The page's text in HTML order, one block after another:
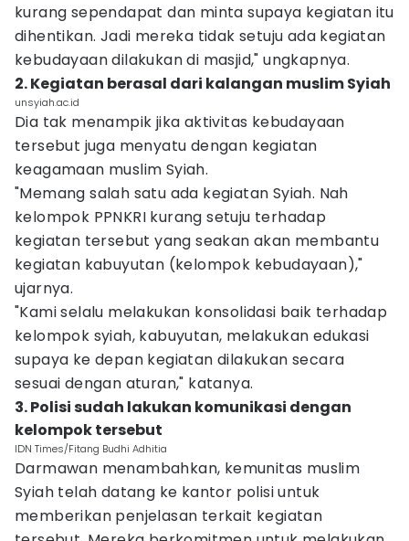
kurang sependapat dan minta supaya kegiatan itu
dihentikan. Jadi mereka tidak setuju ada kegiatan
kebudayaan dilakukan di masjid," ungkapnya.
2. Kegiatan berasal dari kalangan muslim Syiah
unsyiah.ac.id
Dia tak menampik jika aktivitas kebudayaan
tersebut juga menyatu dengan kegiatan
keagamaan muslim Syiah.
"Memang salah satu ada kegiatan Syiah. Nah
kelompok PPNKRI kurang setuju terhadap
kegiatan tersebut yang seakan akan membantu
kegiatan kabuyutan (kelompok kebudayaan),"
ujarnya.
"Kami selalu melakukan konsolidasi baik terhadap
kelompok syiah, kabuyutan, melakukan edukasi
supaya ke depan kegiatan dilakukan secara
sesuai dengan aturan," katanya.
3. Polisi sudah lakukan komunikasi dengan
kelompok tersebut
IDN Times/Fitang Budhi Adhitia
Darmawan menambahkan, kemunitas muslim
Syiah telah datang ke kantor polisi untuk
memberikan penjelasan terkait kegiatan